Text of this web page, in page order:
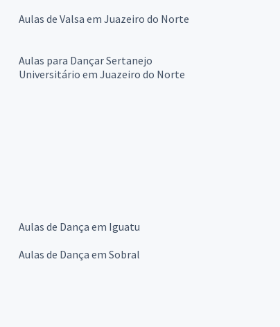
Aulas de Valsa em Juazeiro do Norte
Aulas para Dançar Sertanejo
Universitário em Juazeiro do Norte
Aulas de Dança em Iguatu
Aulas de Dança em Sobral